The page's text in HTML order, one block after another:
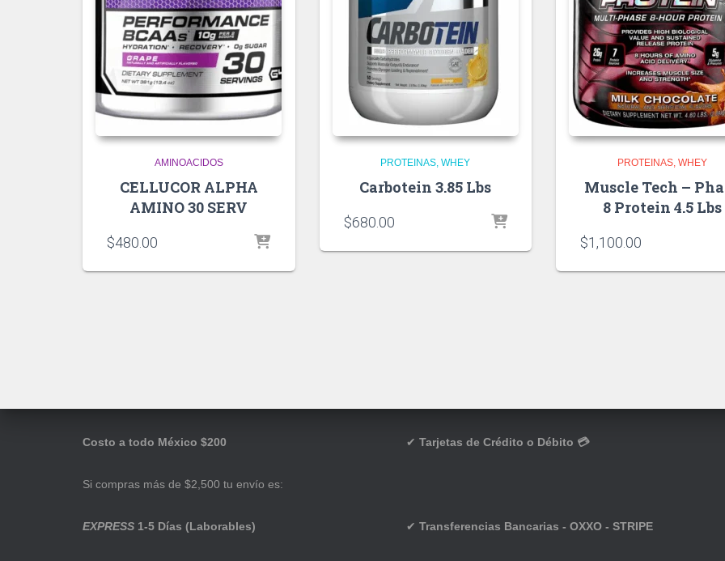
AMINOACIDOS
CELLUCOR ALPHA
AMINO 30 SERV
$480.00
PROTEINAS WHEY
Carbotein 3.85 Lbs
$680.00
PROTEINAS WHEY
Muscle Tech –
8 Protein 4.5 Lbs
$1,100.00
Costo a todo México $200
Si compras más de $2,500 tu envío es:
EXPRESS 1-5 Días (Laborables)
✔ Tarjetas de Crédito o Débito 💳
✔ Transferencias Bancarias - OXXO - STRIPE